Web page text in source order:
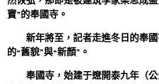
寶”的奉國寺。
新年將至，記者走進冬日的奉
的“舊貌”與“新顏”。
奉國寺，始建于遼開泰九年（